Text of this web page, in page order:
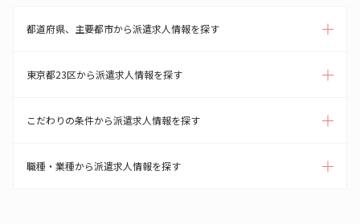
都道府県、主要都市から派遣求人情報を探す
東京都23区から派遣求人情報を探す
こだわりの条件から派遣求人情報を探す
職種・業種から派遣求人情報を探す